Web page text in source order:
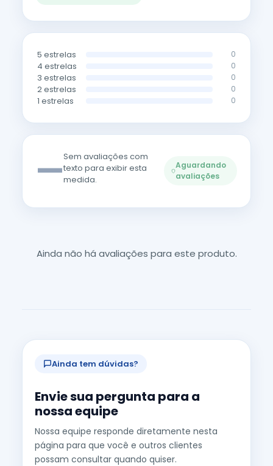
5 estrelas 0
4 estrelas 0
3 estrelas 0
2 estrelas 0
1 estrelas 0
—Sem avaliações com
texto para exibir esta
medida.
Aguardando
avaliações
Ainda não há avaliações para este produto.
Ainda tem dúvidas?
Envie sua pergunta para a
nossa equipe
Nossa equipe responde diretamente nesta
página para que você e outros clientes
possam consultar quando quiser.